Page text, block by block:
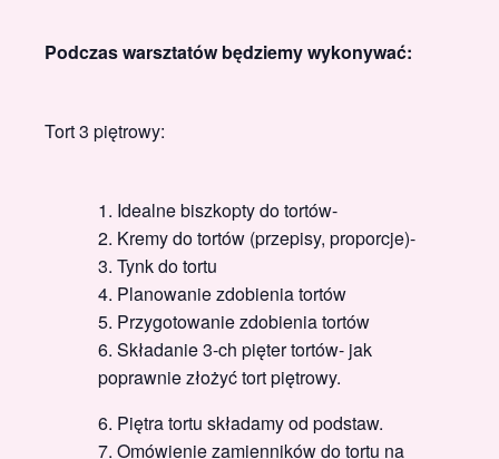
Podczas warsztatów będziemy wykonywać:
Tort 3 piętrowy:
Idealne biszkopty do tortów-
Kremy do tortów (przepisy, proporcje)-
Tynk do tortu
Planowanie zdobienia tortów
Przygotowanie zdobienia tortów
Składanie 3-ch pięter tortów- jak
poprawnie złożyć tort piętrowy.
Piętra tortu składamy od podstaw.
Omówienie zamienników do tortu na